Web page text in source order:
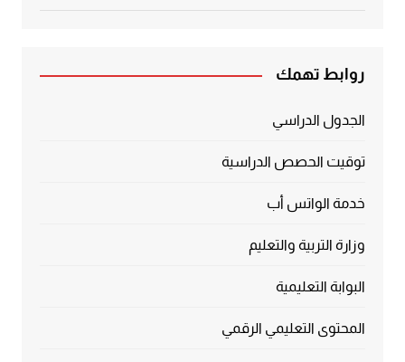
تم التقييم
روابط تهمك
الجدول الدراسي
توقيت الحصص الدراسية
خدمة الواتس أب
وزارة التربية والتعليم
البوابة التعليمية
المحتوى التعليمي الرقمي